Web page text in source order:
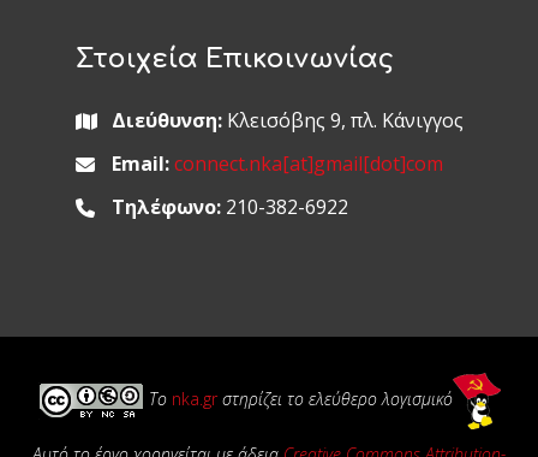
Στοιχεία Επικοινωνίας
Διεύθυνση:Κλεισόβης 9, πλ. Κάνιγγος
Email: connect.nka[at]gmail[dot]com
Τηλέφωνο:210-382-6922
Το nka.gr στηρίζει το ελεύθερο λογισμικό